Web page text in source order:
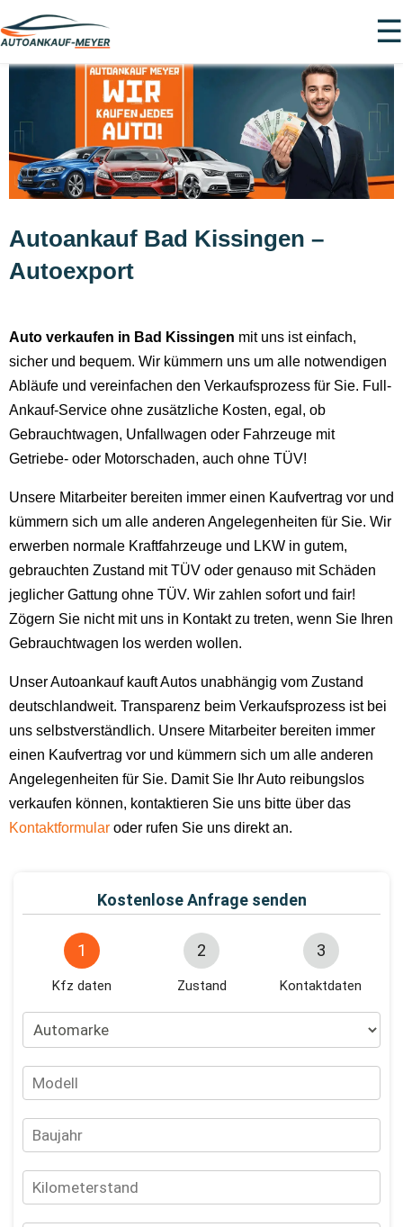
☰
Autoankauf Bad Kissingen –
Autoexport
Auto verkaufen in Bad Kissingen mit uns ist einfach,
sicher und bequem. Wir kümmern uns um alle notwendigen
Abläufe und vereinfachen den Verkaufsprozess für Sie. Full-
Ankauf-Service ohne zusätzliche Kosten, egal, ob
Gebrauchtwagen, Unfallwagen oder Fahrzeuge mit
Getriebe- oder Motorschaden, auch ohne TÜV!
Unsere Mitarbeiter bereiten immer einen Kaufvertrag vor und
kümmern sich um alle anderen Angelegenheiten für Sie. Wir
erwerben normale Kraftfahrzeuge und LKW in gutem,
gebrauchten Zustand mit TÜV oder genauso mit Schäden
jeglicher Gattung ohne TÜV. Wir zahlen sofort und fair!
Zögern Sie nicht mit uns in Kontakt zu treten, wenn Sie Ihren
Gebrauchtwagen los werden wollen.
Unser Autoankauf kauft Autos unabhängig vom Zustand
deutschlandweit. Transparenz beim Verkaufsprozess ist bei
uns selbstverständlich. Unsere Mitarbeiter bereiten immer
einen Kaufvertrag vor und kümmern sich um alle anderen
Angelegenheiten für Sie. Damit Sie Ihr Auto reibungslos
verkaufen können, kontaktieren Sie uns bitte über das
Kontaktformular oder rufen Sie uns direkt an.